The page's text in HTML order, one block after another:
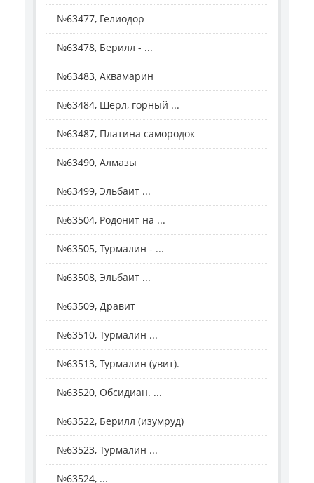
№63477, Гелиодор
№63478, Берилл - ...
№63483, Аквамарин
№63484, Шерл, горный ...
№63487, Платина самородок
№63490, Алмазы
№63499, Эльбаит ...
№63504, Родонит на ...
№63505, Турмалин - ...
№63508, Эльбаит ...
№63509, Дравит
№63510, Турмалин ...
№63513, Турмалин (увит).
№63520, Обсидиан. ...
№63522, Берилл (изумруд)
№63523, Турмалин ...
№63524, ...